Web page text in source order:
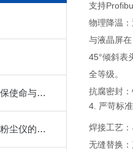
高精度粉尘监测仪的环保使命与实践
除尘器滤袋监测高精度粉尘仪的重要作用
支持
物理降温
与液晶屏
45°倾斜表
全等级。
抗腐密封
4. 严苛标
焊接工艺
无缝替换